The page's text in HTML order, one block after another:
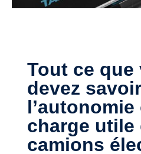
Tout ce que vous
devez
l’autonomie
charge utile
camions